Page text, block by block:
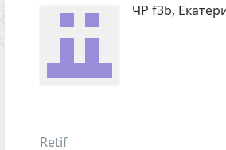
ЧР f3b,
Retif